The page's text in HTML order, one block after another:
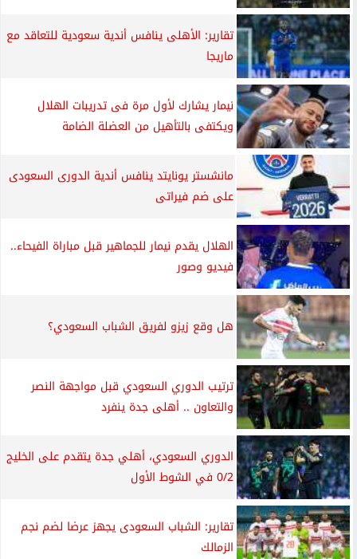
تقارير: الأهلى ينافس أندية سعودية للتعاقد مع
ماريجا
نيمار يشارك لأول مرة فى تدريبات الهلال
ويكتفى بالتأهيل من العضلة الضامة
مانشستر يونايتد ينافس أندية الدورى السعودى
على ضم فيراتى
الهلال يقدم نيمار للجماهير قبل مباراة الفيحاء..
فيديو وصور
هل وقع زيزو لفريق الشباب السعودي؟
ترتيب الدوري السعودي قبل مواجهة النصر
والتعاون .. أهلى جدة ينفرد
الدوري السعودي، أهلي جدة يتقدم على الخليج
0/2 في الشوط الأول
تقارير: الشباب السعودى يجهز عرضا لضم نجم
الزمالك